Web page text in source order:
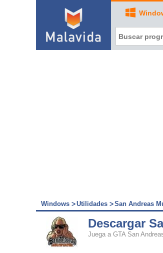
Windows Utilidades San Andreas
Descargar
Juega a GTA San